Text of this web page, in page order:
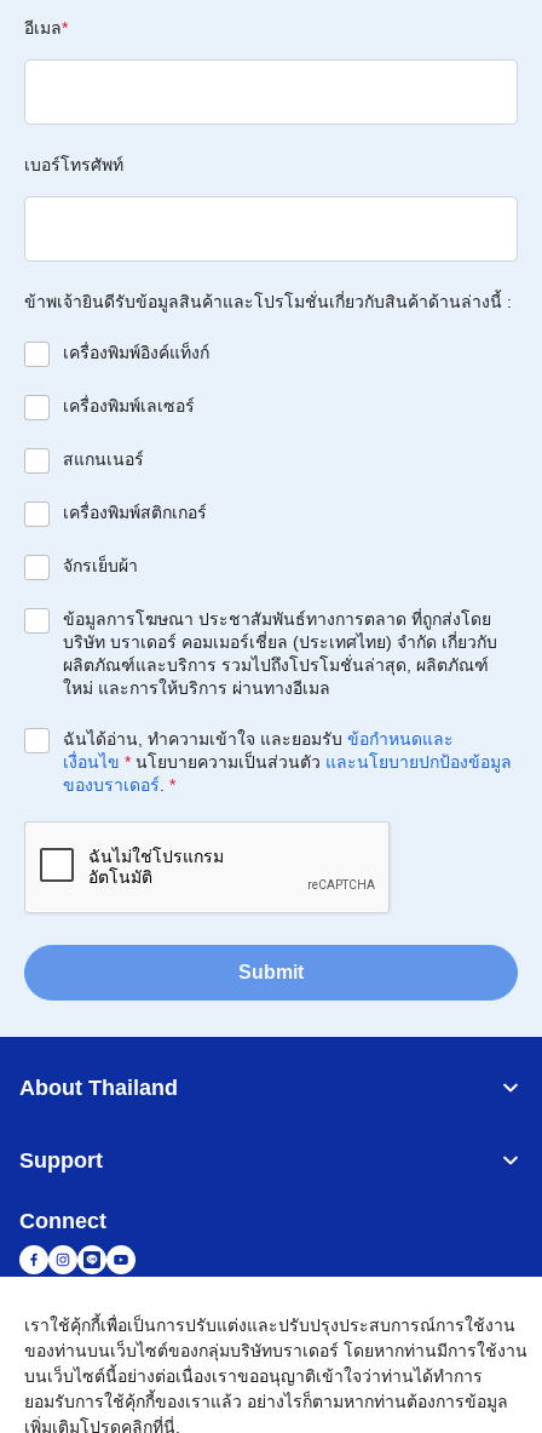
อีเมล*
เบอร์โทรศัพท์
ข้าพเจ้ายินดีรับข้อมูลสินค้าและโปรโมชั่นเกี่ยวกับสินค้าด้านล่างนี้ :
เครื่องพิมพ์อิงค์แท็งก์
เครื่องพิมพ์เลเซอร์
สแกนเนอร์
เครื่องพิมพ์สติกเกอร์
จักรเย็บผ้า
ข้อมูลการโฆษณา ประชาสัมพันธ์ทางการตลาด ที่ถูกส่งโดย
บริษัท บราเดอร์ คอมเมอร์เชี่ยล (ประเทศไทย) จำกัด เกี่ยวกับ
ผลิตภัณฑ์และบริการ รวมไปถึงโปรโมชั่นล่าสุด, ผลิตภัณฑ์
ใหม่ และการให้บริการ ผ่านทางอีเมล
ฉันได้อ่าน, ทำความเข้าใจ และยอมรับ ข้อกำหนดและ
เงื่อนไข * นโยบายความเป็นส่วนตัว และนโยบายปกป้องข้อมูล
ของบราเดอร์ *
Submit
About Thailand
Support
Connect
Thailand เครือข่าย Brother ทั่วโลก
นโยบายความเป็นส่วนตัว เงื่อนไขการใช้งาน แผนผังเว็บไซต์ ไปที่โกลบอลไซต์
เราใช้คุ้กกี้เพื่อเป็นการปรับแต่งและปรับปรุงประสบการณ์การใช้งาน
ของท่านบนเว็บไซต์ของกลุ่มบริษัทบราเดอร์ โดยหากท่านมีการใช้งาน
บนเว็บไซต์นี้อย่างต่อเนื่องเราขออนุญาติเข้าใจว่าท่านได้ทำการ
ยอมรับการใช้คุ้กกี้ของเราแล้ว อย่างไรก็ตามหากท่านต้องการข้อมูล
เพิ่มเติมโปรดคลิกที่นี่